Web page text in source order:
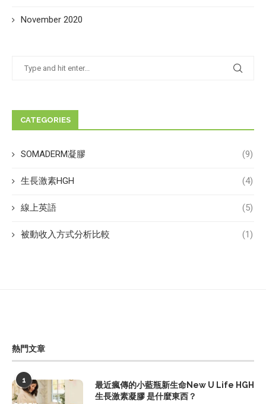
November 2020
CATEGORIES
SOMADERM凝膠 (9)
生長激素HGH (4)
線上英語 (5)
被動收入方式分析比較 (1)
熱門文章
1
最近瘋傳的小藍瓶新生命New U Life HGH
生長激素凝膠 是什麼東西？